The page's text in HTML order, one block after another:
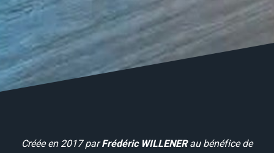
Créée en 2017 parFrédéric WILLENERau bénéfice de